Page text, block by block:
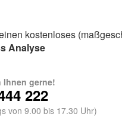
kostenloses
Analyse
Ihnen gerne!
222
von 9.00 bis 17.30 Uhr)